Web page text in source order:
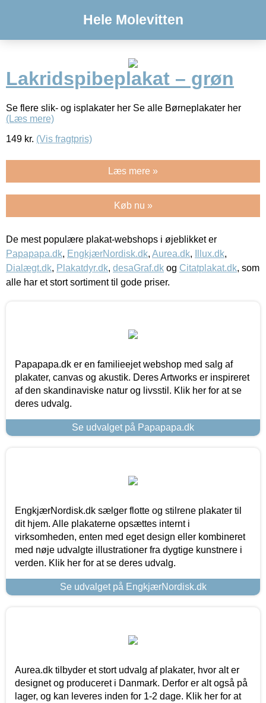
Hele Molevitten
Lakridspibeplakat – grøn
Se flere slik- og isplakater her Se alle Børneplakater her
(Læs mere)
149 kr. (Vis fragtpris)
Læs mere »
Køb nu »
De mest populære plakat-webshops i øjeblikket er
Papapapa.dk, EngkjærNordisk.dk, Aurea.dk, Illux.dk,
Dialægt.dk, Plakatdyr.dk, desaGraf.dk og Citatplakat.dk, som
alle har et stort sortiment til gode priser.
Papapapa.dk er en familieejet webshop med salg af
plakater, canvas og akustik. Deres Artworks er inspireret
af den skandinaviske natur og livsstil. Klik her for at se
deres udvalg.
Se udvalget på Papapapa.dk
EngkjærNordisk.dk sælger flotte og stilrene plakater til
dit hjem. Alle plakaterne opsættes internt i
virksomheden, enten med eget design eller kombineret
med nøje udvalgte illustrationer fra dygtige kunstnere i
verden. Klik her for at se deres udvalg.
Se udvalget på EngkjærNordisk.dk
Aurea.dk tilbyder et stort udvalg af plakater, hvor alt er
designet og produceret i Danmark. Derfor er alt også på
lager, og kan leveres inden for 1-2 dage. Klik her for at